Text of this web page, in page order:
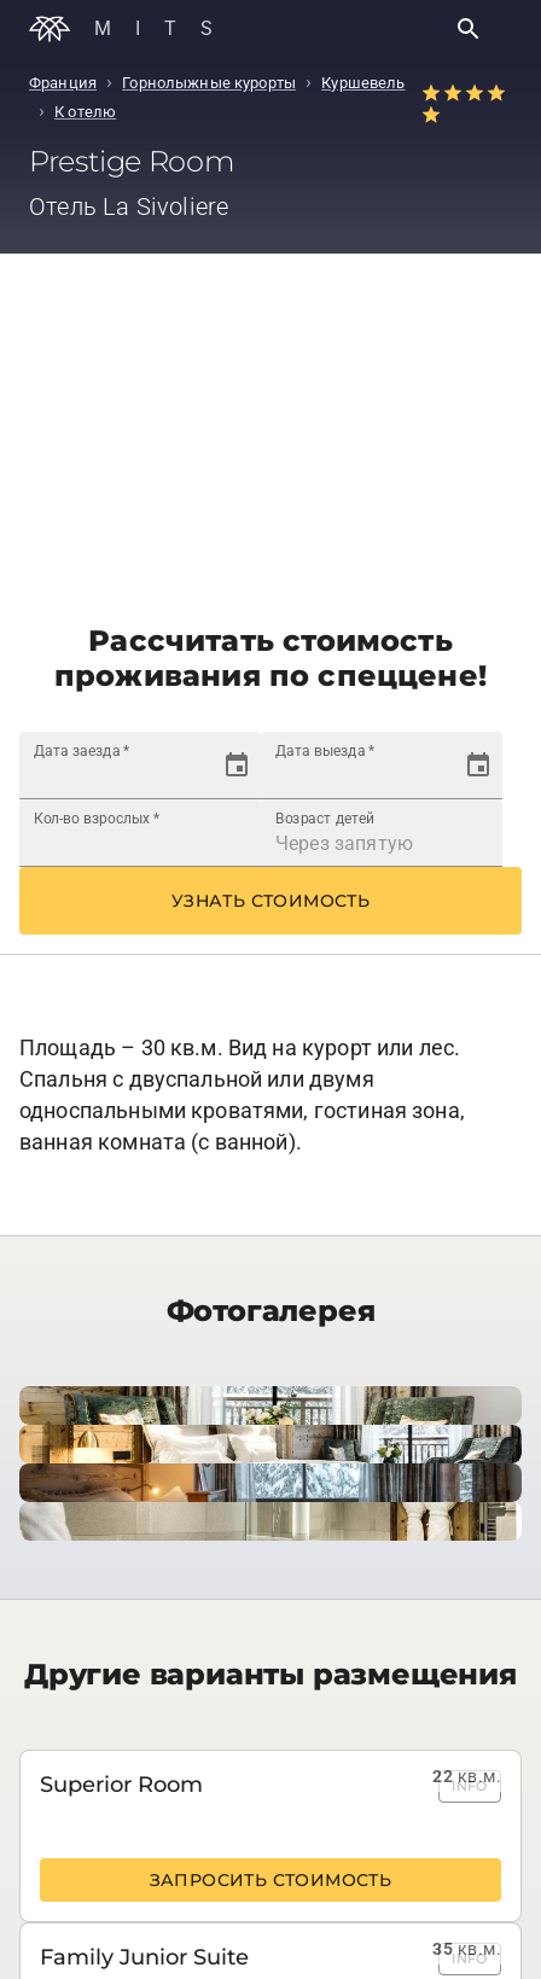
MITS
Франция › Горнолыжные курорты › Куршевель
› К отелю
Prestige Room
Отель La Sivoliere
Рассчитать стоимость
проживания по спеццене!
Дата заезда * Дата выезда *
Кол-во взрослых * Возраст детей
УЗНАТЬ СТОИМОСТЬ
Площадь – 30 кв.м. Вид на курорт или лес.
Спальня с двуспальной или двумя
односпальными кроватями, гостиная зона,
ванная комната (с ванной).
Фотогалерея
Другие варианты размещения
22кв.м.
Superior Room INFO
ЗАПРОСИТЬ СТОИМОСТЬ
35кв.м.
Family Junior Suite INFO